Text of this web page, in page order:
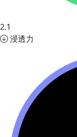
2.1
浸透力